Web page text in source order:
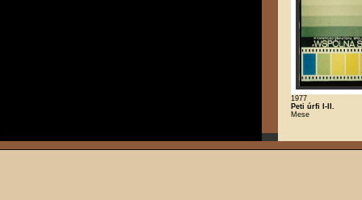
1977
Peti úrfi I-II.
Mese